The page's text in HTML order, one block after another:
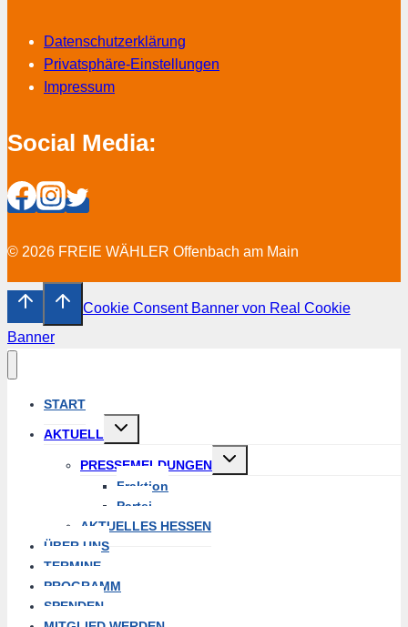
Datenschutzerklärung
Privatsphäre-Einstellungen
Impressum
Social Media:
© 2026 FREIE WÄHLER Offenbach am Main
Cookie Consent Banner von Real Cookie
Banner
START
AKTUELL
Untermenü
PRESSEMELDUNGEN
Untermenü
Fraktion
Partei
AKTUELLES HESSEN
ÜBER UNS
TERMINE
PROGRAMM
SPENDEN